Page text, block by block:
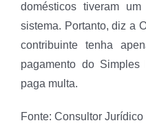
domésticos tiveram
sistema. Portanto, diz a
contribuinte tenha
pagamento do
paga multa.
Fonte: Consultor Jurídico